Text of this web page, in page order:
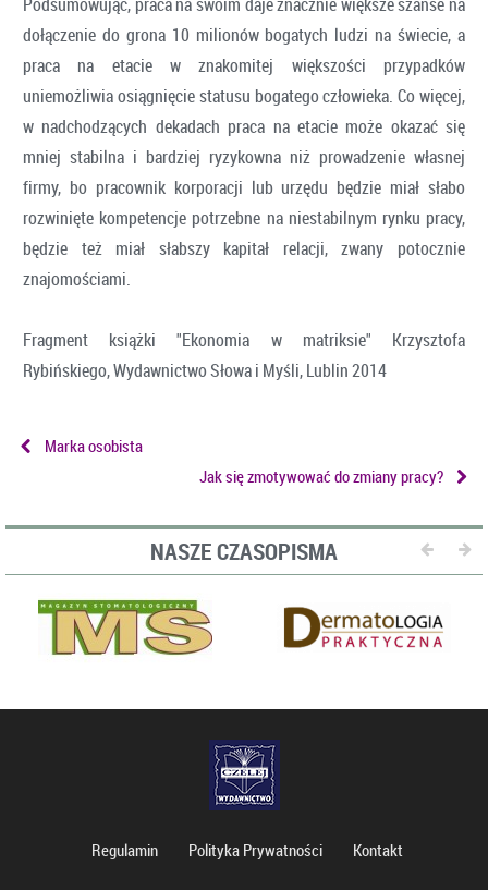
dołączenie do grona 10 milionów bogatych ludzi na świecie, a
praca na etacie w znakomitej większości przypadków
uniemożliwia osiągnięcie statusu bogatego człowieka. Co więcej,
w nadchodzących dekadach praca na etacie może okazać się
mniej stabilna i bardziej ryzykowna niż prowadzenie własnej
firmy, bo pracownik korporacji lub urzędu będzie miał słabo
rozwinięte kompetencje potrzebne na niestabilnym rynku pracy,
będzie też miał słabszy kapitał relacji, zwany potocznie
znajomościami.
Fragment książki "Ekonomia w matriksie" Krzysztofa
Rybińskiego, Wydawnictwo Słowa i Myśli, Lublin 2014
Marka osobista
Jak się zmotywować do zmiany pracy?
NASZE CZASOPISMA
Regulamin Polityka Prywatności Kontakt